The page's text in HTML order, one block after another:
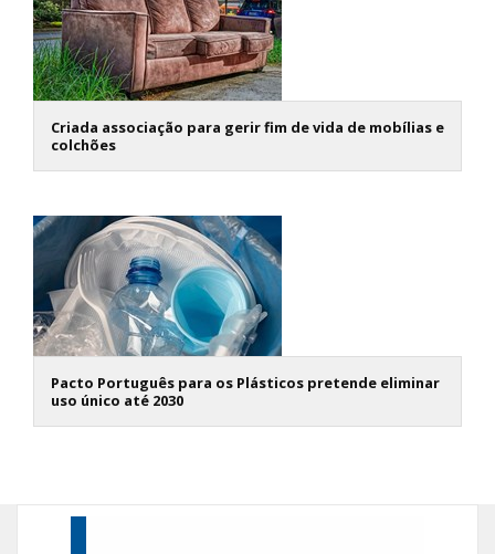
Criada associação para gerir fim de vida de mobílias e
colchões
Pacto Português para os Plásticos pretende eliminar
uso único até 2030